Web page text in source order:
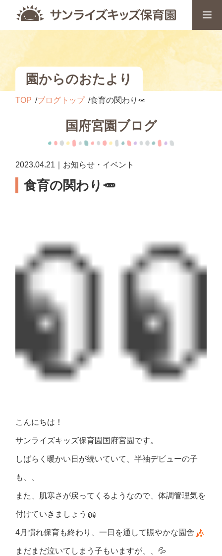
園からのおたより
TOP ブログトップ 食育の関わり🥕
国府宮園ブログ
2023.04.21｜お知らせ・イベント
食育の関わり🥕
こんにちは！
サンライズキッズ保育園国府宮園です。
しばらく暖かい日が続いていて、半袖デビューの子
も、、
また、肌寒さが戻ってくるようなので、体調管理気を
付けていきましょう
4月慣れ保育も終わり、一日を通して賑やかな園舎
まだまだ泣いてしまう子もいますが、、💦